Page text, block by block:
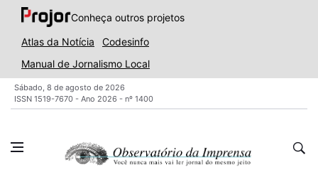
Conheça outros projetos
Atlas da Notícia
Codesinfo
Manual de Jornalismo Local
Sábado, 8 de agosto de 2026
ISSN 1519-7670 - Ano 2026 - nº 1400